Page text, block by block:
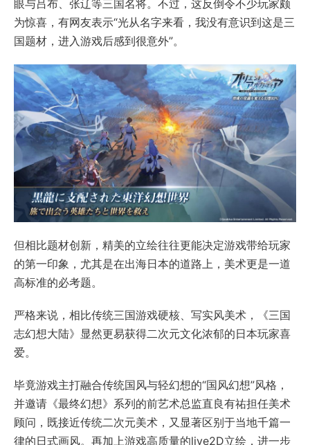
眼与吕布、张辽等三国名将。不过，这反倒令不少玩家颇
为惊喜，有网友表示“光从名字来看，我没有意识到这是三
国题材，进入游戏后感到很意外”。
但相比题材创新，精美的立绘往往更能决定游戏带给玩家
的第一印象，尤其是在出海日本的道路上，美术更是一道
高标准的必考题。
严格来说，相比传统三国游戏硬核、写实风美术，《三国
志幻想大陆》显然更易获得二次元文化浓郁的日本玩家喜
爱。
毕竟游戏主打融合传统国风与轻幻想的“国风幻想”风格，
并邀请《最终幻想》系列的前艺术总监直良有祐担任美术
顾问，既接近传统二次元美术，又显著区别于当地千篇一
律的日式画风。再加上游戏高质量的live2D立绘，进一步